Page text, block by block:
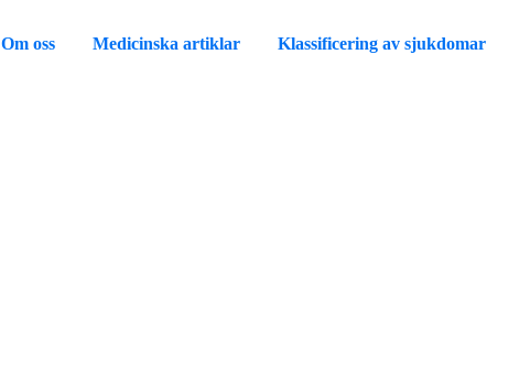
Om oss Medicinska artiklar Klassificering av sjukdomar